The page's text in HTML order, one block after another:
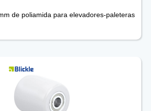
de poliamida para elevadores-paleteras